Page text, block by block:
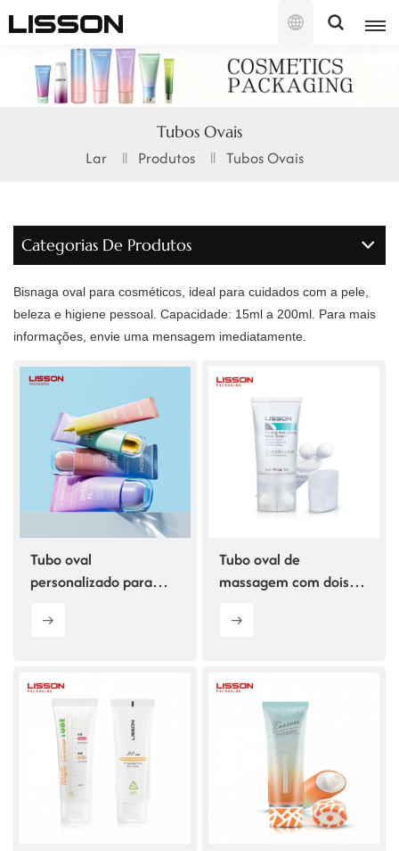
Português
English
español
português
العربية
日本語
中文
Tubos Ovais
Lar Produtos Tubos Ovais
Categorias De Produtos
Bisnaga oval para cosméticos, ideal para cuidados com a pele,
beleza e higiene pessoal. Capacidade: 15ml a 200ml. Para mais
informações, envie uma mensagem imediatamente.
Tubo oval
personalizado para
de camada dupla
Tubo oval de
massagem com dois